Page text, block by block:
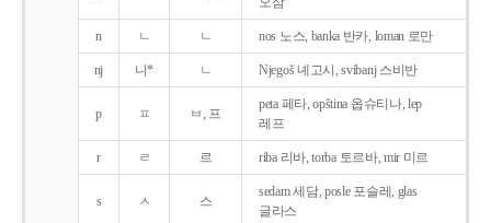
n ㄴ ㄴ nos 노스, banka 반카, loman 로만
nj 니* ㄴ Njegoš 녜고시, svibanj 스비반
p ㅍ ㅂ, 프
peta 페타, opština 옵슈티나, lep
레프
r ㄹ 르 riba 리바, torba 토르바, mir 미르
s ㅅ 스
sedam 세담, posle 포슬레, glas
글라스